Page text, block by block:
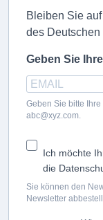
Bleiben Sie
des Deutschen
Geben Sie
Geben Sie bitte
abc@xyz.com.
Ich möchte
die
Sie können den
Newsletter